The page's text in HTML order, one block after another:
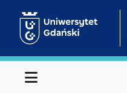
Menu